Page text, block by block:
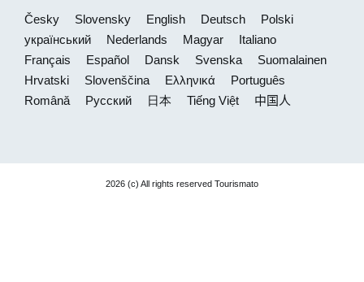
Česky Slovensky English Deutsch
Polski
український
Nederlands Magyar
Italiano
Français
Español Dansk Svenska
Suomalainen
Hrvatski
Slovenščina Ελληνικά
Português
Română
Русский 日本 Tiếng Việt 中国人
2026 (c) All rights reserved Tourismato